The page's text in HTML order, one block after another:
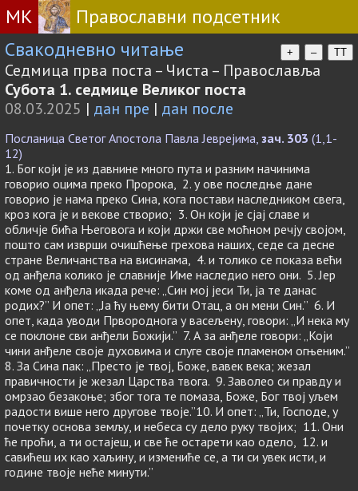
МК
Православни подсетник
Свакодневно читање
+ – TT
Седмица прва поста – Чиста – Православља
Субота 1. седмице Великог поста
08.03.2025 | дан пре | дан после
Посланица Светог Апостола Павла Јеврејима, зач. 303 (1,1-
12)
1. Бог који је из давнине много пута и разним начинима
говорио оцима преко Пророка, 2. у ове последње дане
говорио је нама преко Сина, кога постави наследником свега,
кроз кога је и векове створио; 3. Он који је сјај славе и
обличје бића Његовога и који држи све моћном речју својом,
пошто сам изврши очишћење грехова наших, седе са десне
стране Величанства на висинама, 4. и толико се показа већи
од анђела колико је славније Име наследио него они. 5. Јер
коме од анђела икада рече: „Син мој јеси Ти, ја те данас
родих?” И опет: „Ја ћу њему бити Отац, а он мени Син.” 6. И
опет, када уводи Првороднога у васељену, говори: „И нека му
се поклоне сви анђели Божији.” 7. А за анђеле говори: „Који
чини анђеле своје духовима и слуге своје пламеном огњеним.”
8. За Сина пак: „Престо је твој, Боже, вавек века; жезал
правичности је жезал Царства твога. 9. Заволео си правду и
омрзао безакоње; због тога те помаза, Боже, Бог твој уљем
радости више него другове твоје.”10. И опет: „Ти, Господе, у
почетку основа земљу, и небеса су дело руку твојих; 11. Они
ће проћи, а ти остајеш, и све ће остарети као одело, 12. и
савићеш их као хаљину, и измениће се, а ти си увек исти, и
године твоје неће минути.”